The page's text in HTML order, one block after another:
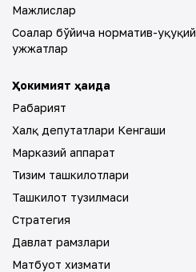
Мажлислар
Соҳалар бўйича норматив-ҳуқуқий
ҳужжатлар
Ҳокимият ҳақида
Раҳбарият
Халқ депутатлари Кенгаши
Марказий аппарат
Тизим ташкилотлари
Ташкилот тузилмаси
Стратегия
Давлат рамзлари
Матбуот хизмати